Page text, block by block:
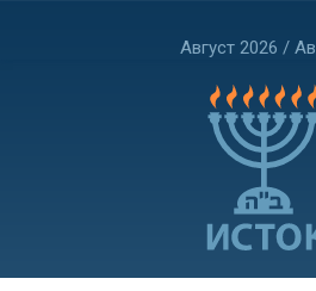
Август 2026 /